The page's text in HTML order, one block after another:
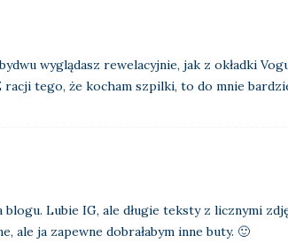
wyglądasz rewelacyjnie, jak z okładki
racji tego, że kocham szpilki, to do mnie
Lubie IG, ale długie teksty z licznymi
ale ja zapewne dobrałabym inne buty. 🙂